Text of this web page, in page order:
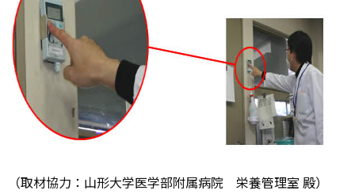
（取材協力：山形大学医学部附属病院 栄養管理室 殿）